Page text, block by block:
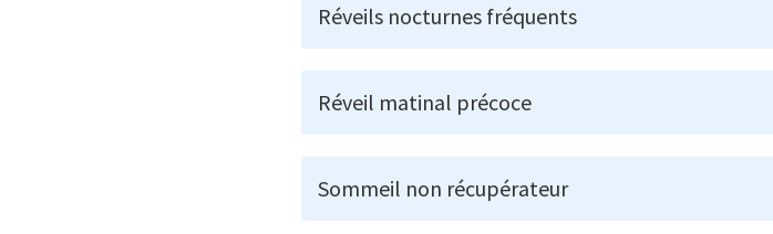
Réveils nocturnes fréquents
Réveil matinal précoce
Sommeil non récupérateur